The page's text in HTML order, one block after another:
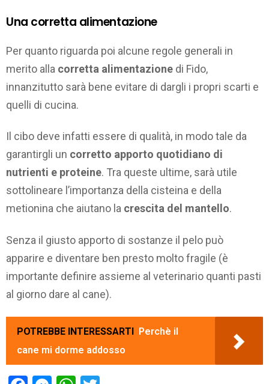
Una corretta alimentazione
Per quanto riguarda poi alcune regole generali in
merito alla corretta alimentazione di Fido,
innanzitutto sarà bene evitare di dargli i propri scarti e
quelli di cucina.
Il cibo deve infatti essere di qualità, in modo tale da
garantirgli un corretto apporto quotidiano di
nutrienti e proteine. Tra queste ultime, sarà utile
sottolineare l’importanza della cisteina e della
metionina che aiutano la crescita del mantello.
Senza il giusto apporto di sostanze il pelo può
apparire e diventare ben presto molto fragile (è
importante definire assieme al veterinario quanti pasti
al giorno dare al cane).
POTREBBE INTERESSARTI
Perchè il
cane mi dorme addosso